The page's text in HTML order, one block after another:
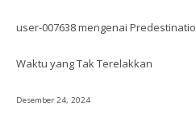
user-007638mengenai
Waktu yang Tak Terelakkan
Desember 24, 2024